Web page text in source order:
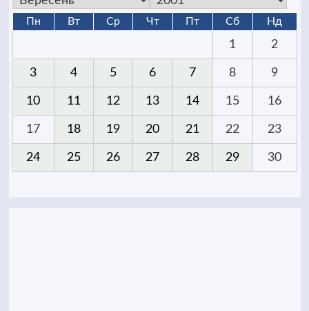
Пн Вт Ср Чт Пт Сб Нд
1 2
3 4 5 6 7 8 9
10 11 12 13 14 15 16
17 18 19 20 21 22 23
24 25 26 27 28 29 30